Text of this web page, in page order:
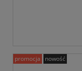
promocja nowość